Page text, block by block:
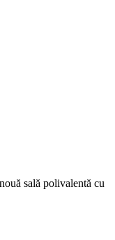
sală polivalentă cu